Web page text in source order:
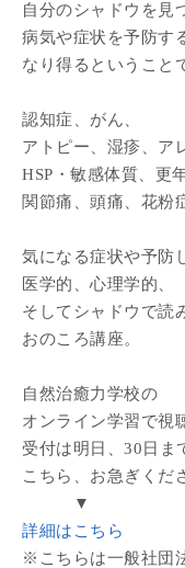
自分のシャドウを見
病気や症状を予防す
なり得るということ
認知症、がん、
アトピー、湿疹、ア
HSP・敏感体質、更
関節痛、頭痛、花粉
気になる症状や予防
医学的、心理学的、
そしてシャドウで読
おのころ講座。
自然治癒力学校の
オンライン学習で視
受付は明日、30日ま
こちら、お急ぎくだ
▼
詳細はこちら
※こちらは一般社団